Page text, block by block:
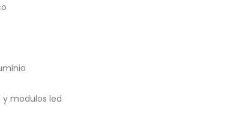
modulos led